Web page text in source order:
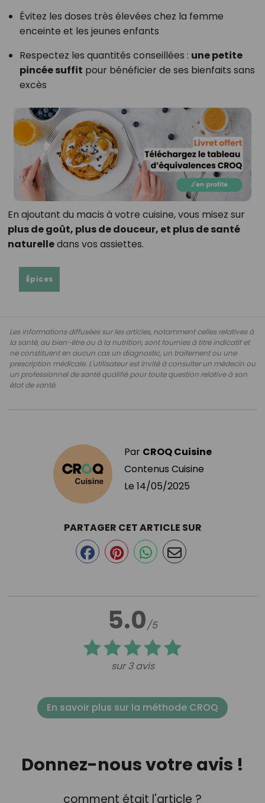
Évitez les doses très élevées chez la femme
enceinte et les jeunes enfants
Respectez les quantités conseillées : une petite
pincée suffit pour bénéficier de ses bienfaits sans
excès
En ajoutant du macis à votre cuisine, vous misez sur
plus de goût, plus de douceur, et plus de santé
naturelledans vos assiettes.
Épices
Les informations diffusées sur les articles, notamment celles relatives à
la santé, au bien-être ou à la nutrition, sont fournies à titre indicatif et
ne constituent en aucun cas un diagnostic, un traitement ou une
prescription médicale. L'utilisateur est invité à consulter un médecin ou
un professionnel de santé qualifié pour toute question relative à son
état de santé.
Par CROQ Cuisine
Contenus Cuisine
Le 14/05/2025
5.0/5
sur 3 avis
PARTAGER CET ARTICLE SUR
En savoir plus sur la méthode CROQ
Donnez-nous votre avis !
comment était l'article ?